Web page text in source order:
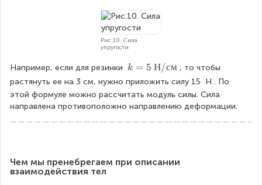
}
=
k
\
c
d
o
t
x
x
_
0
Рис.10. Сила
упругости
Например, если для резинки k
=
5
~
/
k = 5 Н/см , то чтобы
растянуть ее на 3 см, нужно приложить силу 15 Н . По
этой формуле можно рассчитать модуль силы. Сила
направлена противоположно направлению деформации.
Чем мы пренебрегаем при описании
взаимодействия тел